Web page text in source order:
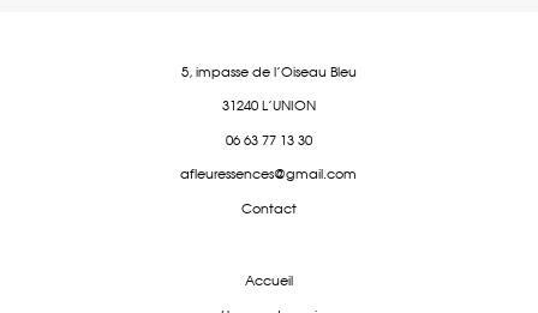
5, impasse de l'Oiseau Bleu
31240 L'UNION
06 63 77 13 30
afleuressences@gmail.com
Contact
Accueil